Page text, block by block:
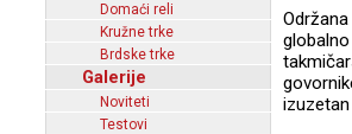
Domaći reli
Kružne trke
Brdske trke
Galerije
Noviteti
Testovi